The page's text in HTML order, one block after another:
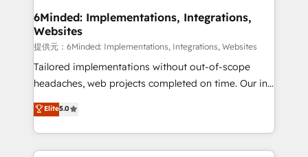
from other CRMs to HubSpot without data loss or
downtime. 🔹 RevOps Strategy: Align teams,
processes, and data to drive revenue efficiency. 🔹
Integrations: Connect HubSpot with your tech stack
for better adoption. 🔹 Custom Solutions: Build
SOC 2 Type II and ISO 27001 certified, reinforcing
our commitment to data security and compliance. At
6Minded: Implementations, Integrations,
Websites
提供元：6Minded: Implementations, Integrations, Websites
Tailored implementations without out-of-scope
headaches, web projects completed on time. Our in-
house team of certified CRM architects, experts,
developers, designers, and marketers handles all
aspects of your HubSpot. ✨ 400+ global clients ✨
100+ seamless migrations from 15+ different CRMs
Elite5.0